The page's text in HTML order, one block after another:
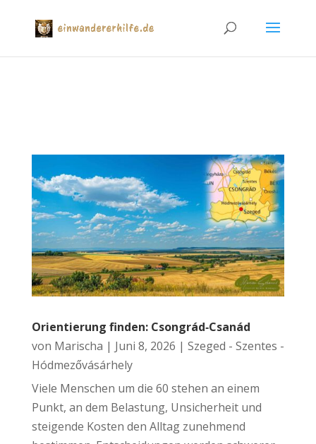
Orientierung finden: Csongrád‑Csanád
von Marischa | Juni 8, 2026 | Szeged - Szentes -
Hódmezővásárhely
Viele Menschen um die 60 stehen an einem
Punkt, an dem Belastung, Unsicherheit und
steigende Kosten den Alltag zunehmend